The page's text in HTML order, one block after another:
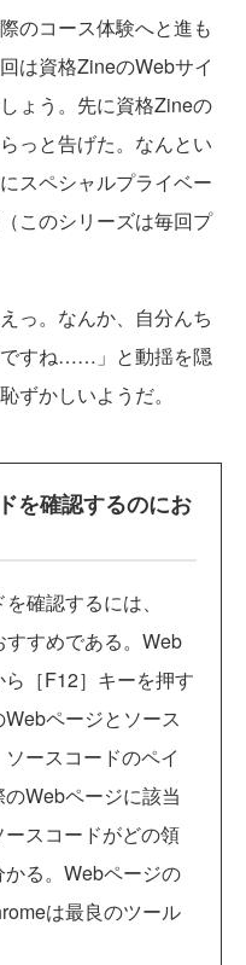
のコース体験へと進も
は資格ZineのWebサイ
ょう。先に資格Zineの
っと告げた。なんとい
スペシャルプライベー
このシリーズは毎回プ
っ。なんか、自分んち
ですね……」と動揺を隠
ずかしいようだ。
を確認するのにお
確認するには、
すめである。Web
［F12］キーを押す
ページとソース
ースコードのペイ
Webページに該当
スコードがどの領
る。Webページの
は最良のツール